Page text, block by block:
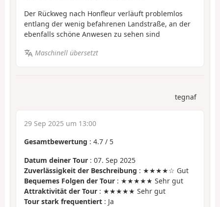
Der Rückweg nach Honfleur verläuft problemlos
entlang der wenig befahrenen Landstraße, an der
ebenfalls schöne Anwesen zu sehen sind
Maschinell übersetzt
tegnaf
29 Sep 2025 um 13:00
Gesamtbewertung : 4.7 / 5
Datum deiner Tour : 07. Sep 2025
Zuverlässigkeit der Beschreibung : ★★★★☆ Gut
Bequemes Folgen der Tour : ★★★★★ Sehr gut
Attraktivität der Tour : ★★★★★ Sehr gut
Tour stark frequentiert : Ja